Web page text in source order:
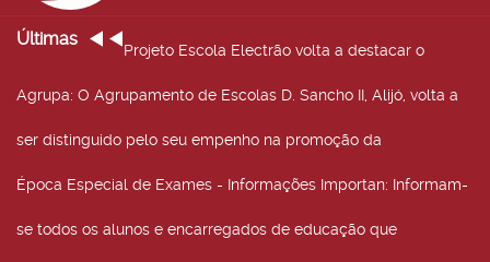
Últimas
Projeto Escola Electrão volta a destacar o
Agrupa: O Agrupamento de Escolas D. Sancho II, Alijó, volta a
ser distinguido pelo seu empenho na promoção da
Época Especial de Exames - Informações Importan: Informam-
se todos os alunos e encarregados de educação que